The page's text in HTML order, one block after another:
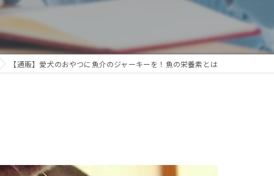
ャーキー
介
【通販】愛犬のおやつに魚介のジャーキーを！魚の栄養素とは